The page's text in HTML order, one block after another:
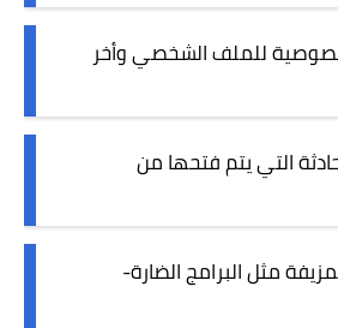
للملف الشخصي وأخر
التي يتم فتحها من
مثل البرامج الضارة-